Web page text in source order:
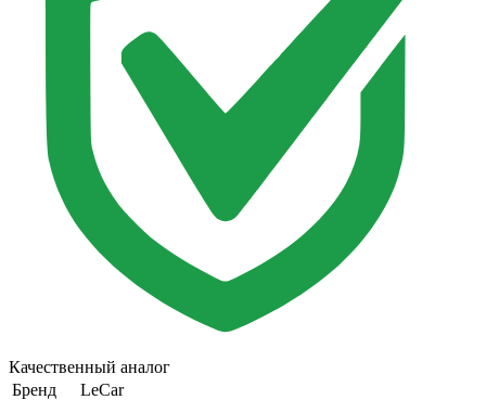
Качественный аналог
Бренд
LeCar